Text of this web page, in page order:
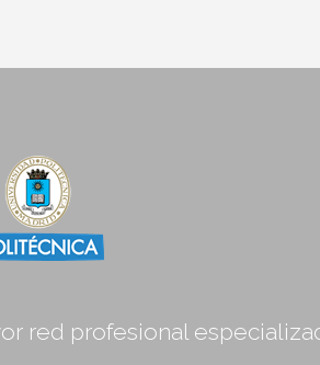
red profesional